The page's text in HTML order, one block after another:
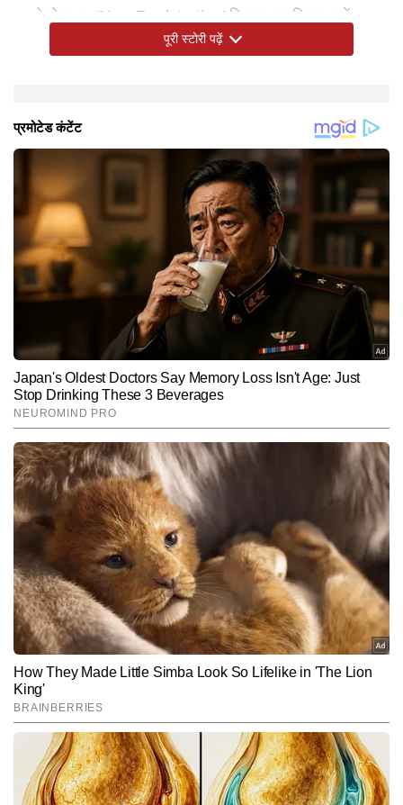
होमपेज पर ‘New Registration’ विकल्प पर क्लिक करें।
अपनी बेसिक जानकारी भरकर रजिस्ट्रेशन प्रक्रिया पूरी करें।
इसके बाद छात्र अपनी पसंद के कॉलेज और कोर्स का चयन कर
सकते हैं।
काउंसलिंग प्रक्रिया में भाग लेकर सीट अलॉटमेंट का इंतजार
करें।
सभी जानकारी सही और ध्यानपूर्वक भरना जरूरी है क्योंकि गलत
जानकारी होने पर आवेदन रद्द किया जा सकता है।
AKTU ने इस साल काउंसलिंग वेबसाइट भी बदल दी है और नया
पोर्टल uptac.samarth.edu.in लॉन्च किया गया है। छात्रों को
सलाह दी गई है कि वे समय रहते APAAR ID तैयार कर लें, ताकि
रजिस्ट्रेशन के दौरान किसी तकनीकी समस्या का सामना न करना
पड़े। नई डिजिटल व्यवस्था से एडमिशन प्रक्रिया अधिक पारदर्शी
और व्यवस्थित बनेगी। वहीं छात्र अब आधिकारिक नोटिफिकेशन
और काउंसलिंग शेड्यूल का इंतजार कर रहे हैं, ताकि वे समय पर
अपनी पसंद के कॉलेज और कोर्स के लिए आवेदन कर सकें।
Hindi NewsEducation
कुलदीप राघव AUTHOR
कुलदीप राघव प्रिंट और डिजिटल पत्रकारिता में 13 वर्षों से अधिक अनुभव का
रखने वाले पत्रकार हैं। टाइम्स नाउ नवभारत डिजिटल में वह एजुकेशन सेक्शन को
लीड कर रहे हैं। एजुकेशन सेक्टर की गहरी समझ और लगातार फील्ड-ओरिएंटेड
रिपोर्टिंग के कारण कुलदीप इस बीट के भरोसेमंद पत्रकारों में गिने जाते हैं। वे स्कूल
और उच्च शिक्षा, प्रतियोगी परीक्षाएं, एडमिशन और काउंसलिंग प्रोसेस, स्कॉलरशिप,
करियर गाइडेंस, जॉब अलर्ट, स्किल डेवलपमेंट और युवाओं से जुड़े सामाजिक-
शैक्षणिक मुद्दों पर तथ्यात्मक और आसान भाषा में खबरें पब्लिश करते हैं। कुलदीप ने
अब तक 18,000 से अधिक बाइलाइन स्टोरीज लिखी हैं, जिनमें कई एक्सक्लूसिव
रिपोर्ट्स, विश्लेषण, डेटा आधारित रिपोर्ट्स और एक्सप्लेनर शामिल हैं।
और पढ़ें
Follow Us:
Subscribe to our daily Newsletter!
SUBMIT
पूरी स्टोरी पढ़ें